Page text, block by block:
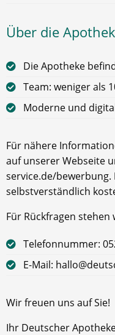
Über die
Die Apotheke
Team: weniger als
Moderne und
Für nähere
auf unserer Webseite
service.de/bewerbung.
selbstverständlich
Für Rückfragen
Telefonnummer:
E-Mail:
Wir freuen uns auf Sie!
Ihr Deutscher